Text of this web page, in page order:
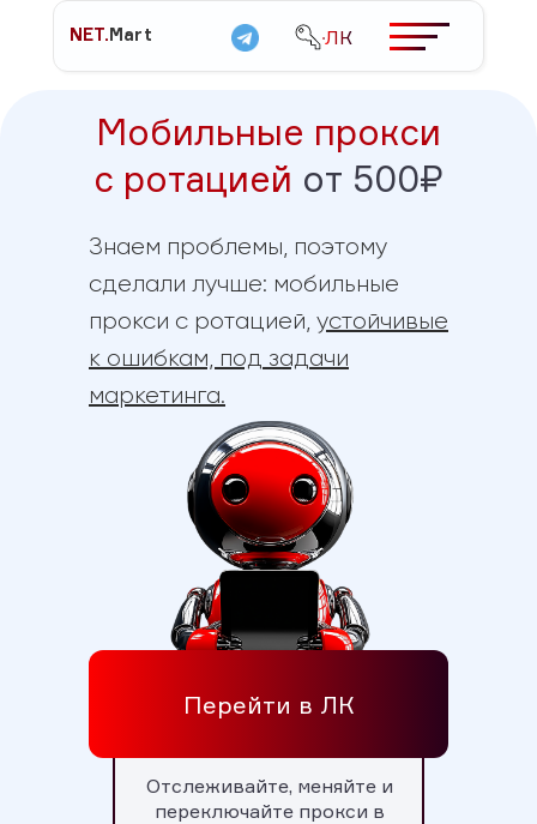
ЛК
NET.Mart
Мобильные прокси
с ротацией от 500₽
Знаем проблемы, поэтому
сделали лучше: мобильные
прокси с ротацией, устойчивые
к ошибкам, под задачи
маркетинга.
Перейти в ЛК
Отслеживайте, меняйте и
переключайте прокси в
Безлимитный интернет до 25 Мбит/с
до 25 Мбит/с